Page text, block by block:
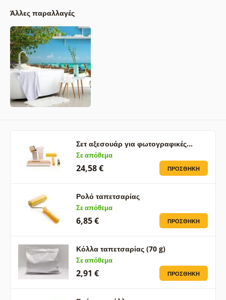
Άλλες παραλλαγές
Σετ αξεσουάρ για φωτογραφικές…
Σε απόθεμα
24,58 € ΠΡΟΣΘΉΚΗ
Ρολό ταπετσαρίας
Σε απόθεμα
6,85 € ΠΡΟΣΘΉΚΗ
Κόλλα ταπετσαρίας (70 g)
Σε απόθεμα
2,91 € ΠΡΟΣΘΉΚΗ